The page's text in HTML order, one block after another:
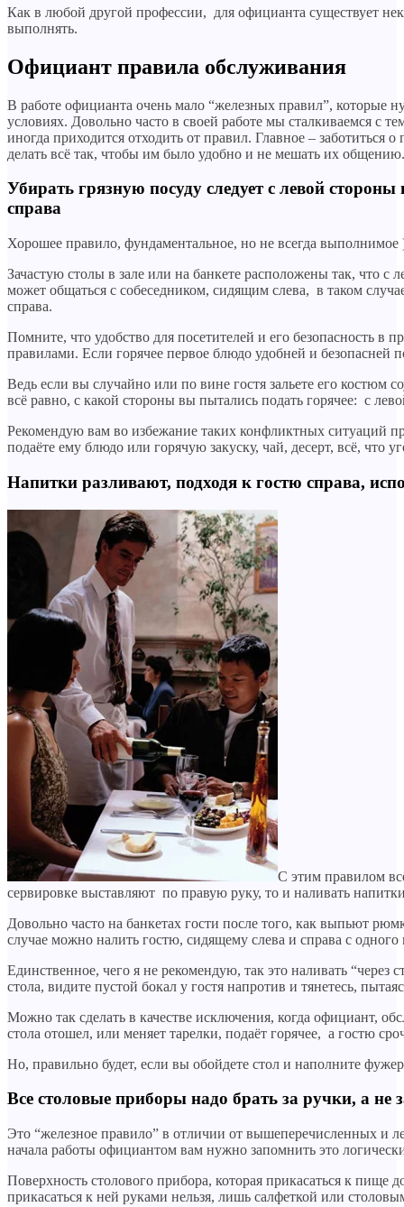
Как в любой другой профессии, для официанта существует
выполнять.
Официант правила обслуживания
В работе официанта очень мало “железных правил”, которые
условиях. Довольно часто в своей работе мы сталкиваемся с
иногда приходится отходить от правил. Главное – заботиться
делать всё так, чтобы им было удобно и не мешать их общению.
Убирать грязную посуду следует с левой стороны
справа
Хорошее правило, фундаментальное, но не всегда выполнимое
Зачастую столы в зале или на банкете расположены так, что
может общаться с собеседником, сидящим слева, в таком
справа.
Помните, что удобство для посетителей и его безопасность в
правилами. Если горячее первое блюдо удобней и безопасней
Ведь если вы случайно или по вине гостя зальете его костюм
всё равно, с какой стороны вы пытались подать горячее: с
Рекомендую вам во избежание таких конфликтных ситуаций
подаёте ему блюдо или горячую закуску, чай, десерт, всё, что
Напитки разливают, подходя к гостю справа,
С этим правилом
сервировке выставляют по правую руку, то и наливать
Довольно часто на банкетах гости после того, как выпьют
случае можно налить гостю, сидящему слева и справа с одного
Единственное, чего я не рекомендую, так это наливать “через
стола, видите пустой бокал у гостя напротив и тянетесь,
Можно так сделать в качестве исключения, когда официант,
стола отошел, или меняет тарелки, подаёт горячее, а гостю
Но, правильно будет, если вы обойдете стол и наполните
Все столовые приборы надо брать за ручки, а не
Это “железное правило” в отличии от вышеперечисленных и
начала работы официантом вам нужно запомнить это
Поверхность столового прибора, которая прикасаться к пище
прикасаться к ней руками нельзя, лишь салфеткой или